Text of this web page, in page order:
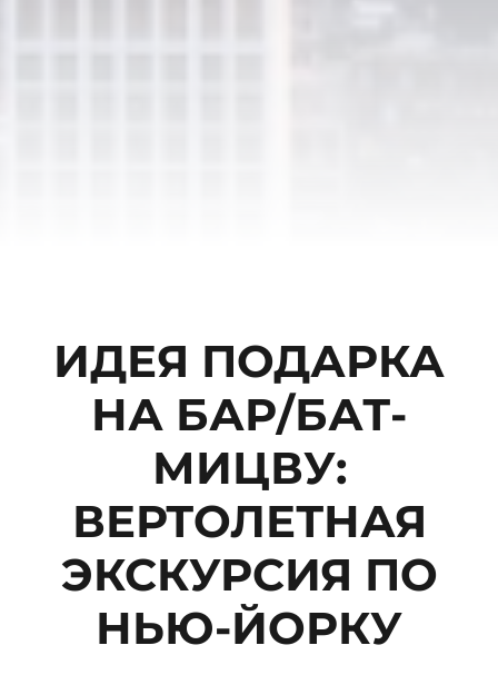
ИДЕЯ ПОДАРКА
НА БАР/БАТ-
МИЦВУ:
ВЕРТОЛЕТНАЯ
ЭКСКУРСИЯ ПО
НЬЮ-ЙОРКУ